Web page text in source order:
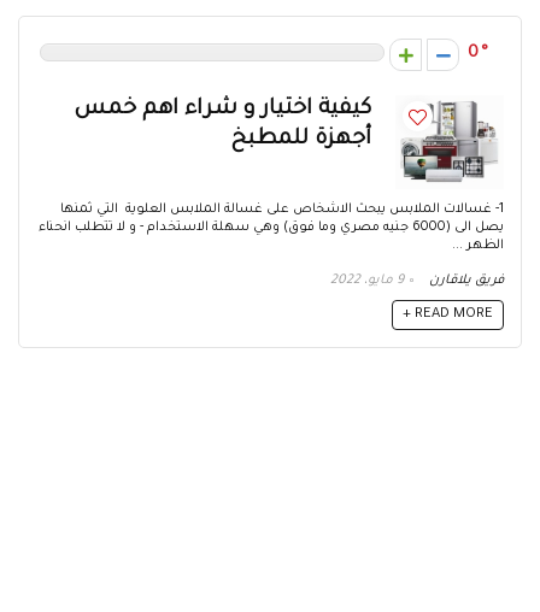
0
كيفية اختيار و شراء اهم خمس
أجهزة للمطبخ
1- غسالات الملابس يبحث الاشخاص على غسالة الملابس العلوية التي ثمنها
يصل الى (6000 جنيه مصري وما فوق) وهي سهلة الاستخدام - و لا تتطلب انحناء
الظهر ...
فريق يلاقارن 9 مايو، 2022
READ MORE +